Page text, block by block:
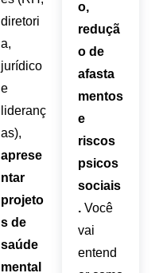
diretori
a,
jurídico
e
lideranç
as),
aprese
ntar
projeto
s de
saúde
mental
o,
reduçã
o de
afasta
mentos
e
riscos
psicos
sociais
. Você
vai
entend